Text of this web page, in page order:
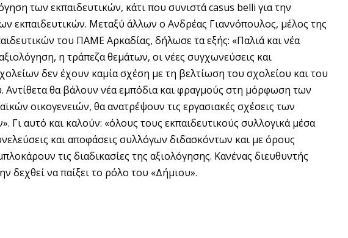
των εκπαιδευτικών, κάτι που συνιστά casus belli για την
εκπαιδευτικών. Μεταξύ άλλων ο Ανδρέας Γιαννόπουλος, μέλος της
του ΠΑΜΕ Αρκαδίας, δήλωσε τα εξής: «Παλιά και νέα
η τράπεζα θεμάτων, οι νέες συγχωνεύσεις και
δεν έχουν καμία σχέση με τη βελτίωση του σχολείου και του
Αντίθετα θα βάλουν νέα εμπόδια και φραγμούς στη μόρφωση των
οικογενειών, θα ανατρέψουν τις εργασιακές σχέσεις των
Γι αυτό και καλούν: «όλους τους εκπαιδευτικούς συλλογικά μέσα
και αποφάσεις συλλόγων διδασκόντων και με όρους
τις διαδικασίες της αξιολόγησης. Κανένας διευθυντής
δεχθεί να παίξει το ρόλο του «Δήμιου».